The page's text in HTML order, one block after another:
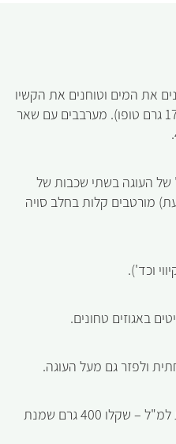
מסננים את המים וטוחנים את הקשיו
יחד עם חצי חבילת טופו משי (כ-170 גרם טופו). מערבבים עם שאר
של העוגה בשתי שכבות של
מורטבים קלות בחלב סויה
וכד').
באגוזים טחונים.
ולפזר גם מעל העוגה.
אם אין לכם משקל או כוס למדידת למ"ל – שקלו 400 גרם שמנת